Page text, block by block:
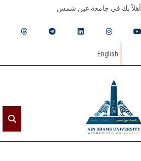
أهلاً بك في جامعة عين شمس
English